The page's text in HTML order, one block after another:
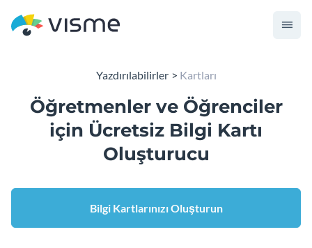
Yazdırılabilirler Kartları
Öğretmenler ve Öğrenciler
için Ücretsiz Bilgi Kartı
Oluşturucu
Bilgi Kartlarınızı Oluşturun